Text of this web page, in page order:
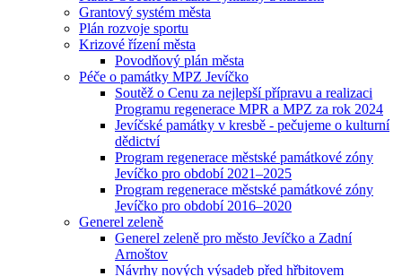
Grantový systém města
Plán rozvoje sportu
Krizové řízení města
Povodňový plán města
Péče o památky MPZ Jevíčko
Soutěž o Cenu za nejlepší přípravu a realizaci
Programu regenerace MPR a MPZ za rok 2024
Jevíčské památky v kresbě - pečujeme o kulturní
dědictví
Program regenerace městské památkové zóny
Jevíčko pro období 2021–2025
Program regenerace městské památkové zóny
Jevíčko pro období 2016–2020
Generel zeleně
Generel zeleně pro město Jevíčko a Zadní
Arnoštov
Návrhy nových výsadeb před hřbitovem